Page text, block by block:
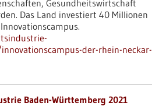
Gesundheitswirtschaft
Das Land investiert 40 Millionen
der-rhein-neckar-
Baden-Württemberg 2021